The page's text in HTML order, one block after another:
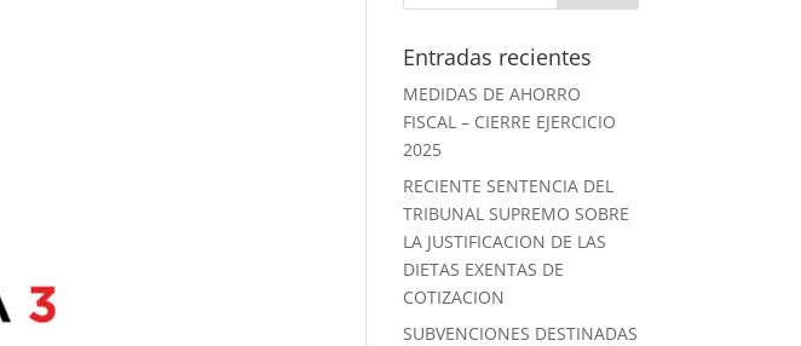
Entradas recientes
MEDIDAS DE AHORRO
FISCAL – CIERRE EJERCICIO
2025
RECIENTE SENTENCIA DEL
TRIBUNAL SUPREMO SOBRE
LA JUSTIFICACION DE LAS
DIETAS EXENTAS DE
COTIZACION
SUBVENCIONES DESTINADAS